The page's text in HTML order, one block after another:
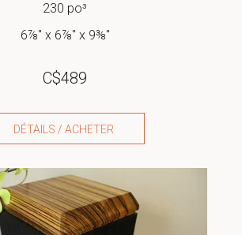
230 po³
6⅞" x 6⅞" x 9⅜"
C$489
DÉTAILS / ACHETER